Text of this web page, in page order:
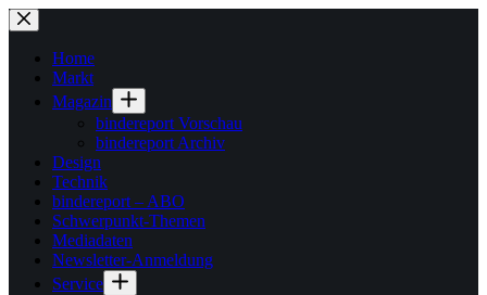
Zum
Inhalt
springenHome
Markt
Magazin
bindereport Vorschau
bindereport Archiv
Design
Technik
bindereport – ABO
Schwerpunkt-Themen
Mediadaten
Newsletter-Anmeldung
Service